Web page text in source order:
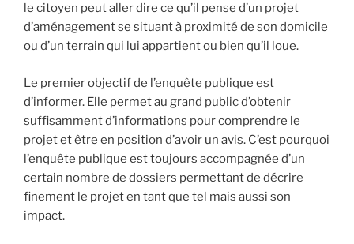
le citoyen peut aller dire ce qu’il pense d’un projet
d’aménagement se situant à proximité de son domicile
ou d’un terrain qui lui appartient ou bien qu’il loue.
Le premier objectif de l’enquête publique est
d’informer. Elle permet au grand public d’obtenir
suffisamment d’informations pour comprendre le
projet et être en position d’avoir un avis. C’est pourquoi
l’enquête publique est toujours accompagnée d’un
certain nombre de dossiers permettant de décrire
finement le projet en tant que tel mais aussi son
impact.